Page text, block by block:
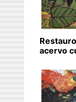
acervo